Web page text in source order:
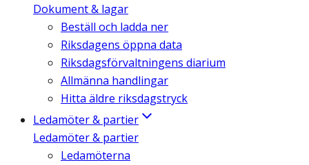
Dokument & lagar
Beställ och ladda ner
Riksdagens öppna data
Riksdagsförvaltningens diarium
Allmänna handlingar
Hitta äldre riksdagstryck
Ledamöter & partier
Ledamöter & partier
Ledamöterna